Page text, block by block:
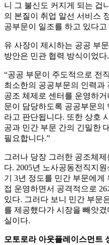
니 그 불신도 커지게 되는 겁
의 본질이 취업 알선 서비스
공부문이 일조를 하고 있다고
유 사장이 제시하는 공공 부
방안은 민관 협력 방식이었다.
“공공 부문이 주도적으로 전
최소한의 공공부문의 인력과
공조 체제로 센터를 운영하
문이 담당하도록 공공부문의
라고 판단됩니다. 또한 상호
공과 민간 부문 간의 긴밀한
필요합니다.”
그러나 당장 그러한 공조체
다. 2005년 노사공동전직지
기 3년 정도를 민간 부문에게
접 운영하면서 공격적으로
있다. 그러다 보니 민간 부문
를 제공했다가 시장을 빼앗
실이다.
모토로라 아웃플레이스먼트